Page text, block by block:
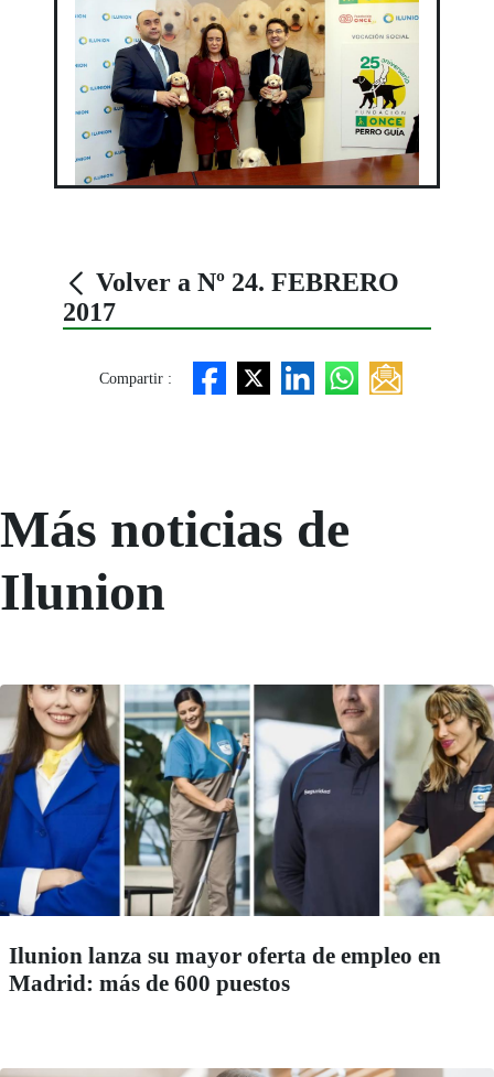
Volver a Nº 24. FEBRERO
2017
Compartir :
Más noticias de
Ilunion
Ilunion lanza su mayor oferta de empleo en
Madrid: más de 600 puestos